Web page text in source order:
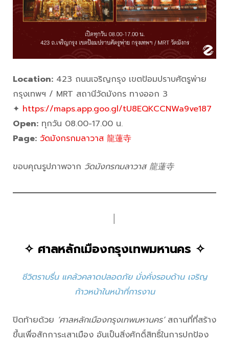
Location: 423 ถนนเจริญกรุง เขตป้อมปราบศัตรูพ่าย
กรุงเทพฯ / MRT สถานีวัดมังกร ทางออก 3
✦ https://maps.app.goo.gl/tU8EQKCCNWa9ve187
Open: ทุกวัน 08.00-17.00 น.
Page: วัดมังกรกมลาวาส 龍蓮寺
ขอบคุณรูปภาพจาก วัดมังกรกมลาวาส 龍蓮寺
✧ ศาลหลักเมืองกรุงเทพมหานคร ✧
ชีวิตราบรื่น แคล้วคลาดปลอดภัย มั่งคั่งรอบด้าน เจริญ
ก้าวหน้าในหน้าที่การงาน
ปิดท้ายด้วย ‘ศาลหลักเมืองกรุงเทพมหานคร’สถานที่ที่สร้าง
ขึ้นเพื่อสักการะเสาเมือง อันเป็นสิ่งศักดิ์สิทธิ์ในการปกป้อง